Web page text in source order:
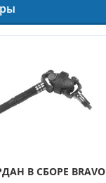
В СБОРЕ BRAVO